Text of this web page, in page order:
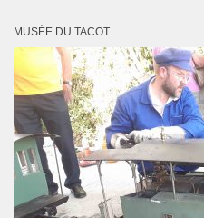
MUSÉE DU TACOT